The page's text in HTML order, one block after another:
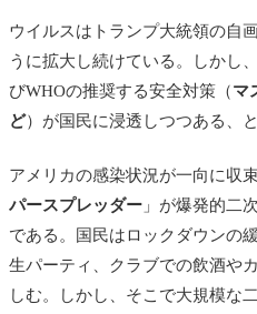
ウイルスはトランプ大統領の自
うに拡大し続けている。しかし
びWHOの推奨する安全対策（マ
ど）が国民に浸透しつつある、
アメリカの感染状況が一向に収
パースプレッダー 」が爆発的二
である。国民はロックダウンの
生パーティ、クラブでの飲酒や
しむ。しかし、そこで大規模な